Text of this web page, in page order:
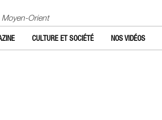
Orient
CULTURE ET SOCIÉTÉ NOS VIDÉOS